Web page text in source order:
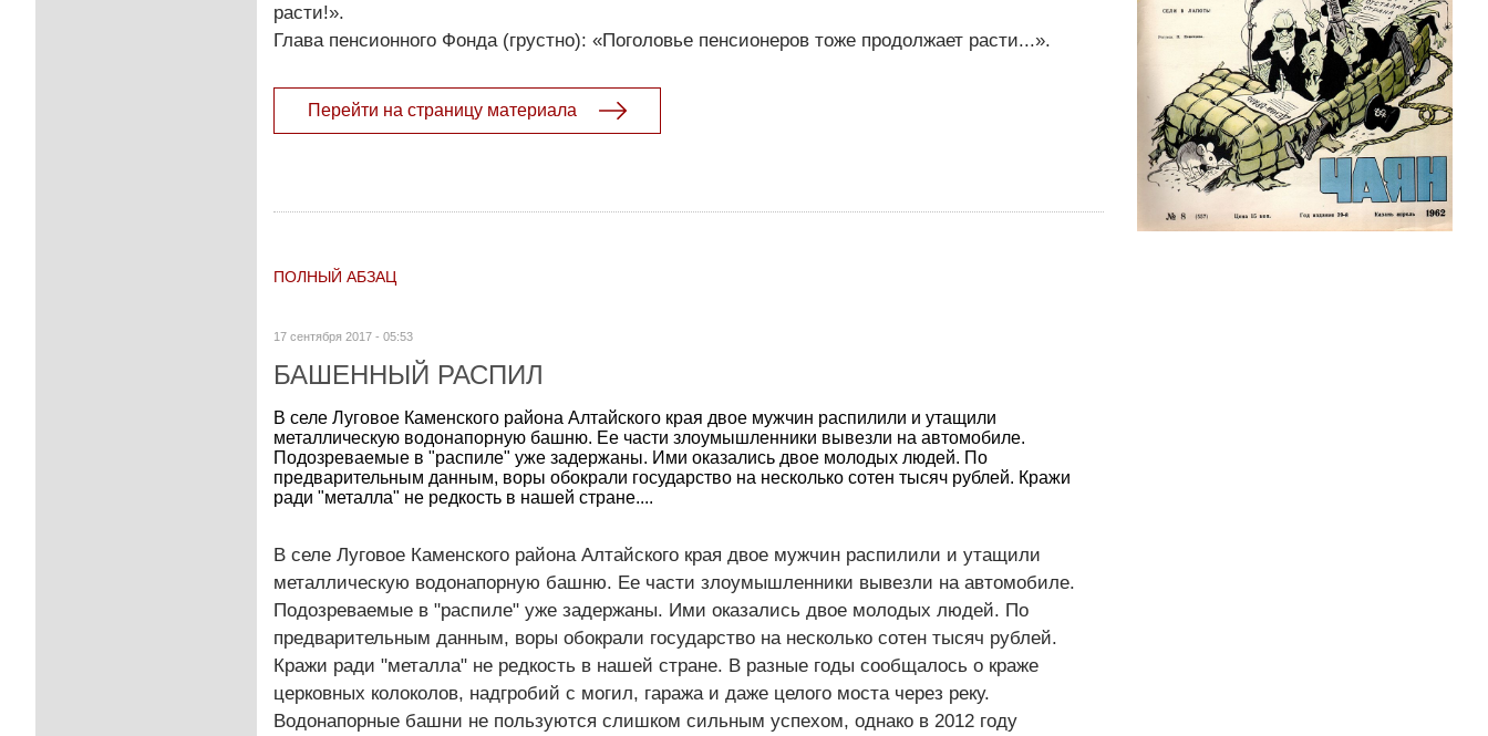
расти!».
Глава пенсионного Фонда (грустно): «Поголовье пенсионеров тоже продолжает расти...».
Перейти на страницу материала
ПОЛНЫЙ АБЗАЦ
17 сентября 2017 - 05:53
БАШЕННЫЙ РАСПИЛ
В селе Луговое Каменского района Алтайского края двое мужчин распилили и утащили
металлическую водонапорную башню. Ее части злоумышленники вывезли на автомобиле.
Подозреваемые в "распиле" уже задержаны. Ими оказались двое молодых людей. По
предварительным данным, воры обокрали государство на несколько сотен тысяч рублей. Кражи
ради "металла" не редкость в нашей стране....
В селе Луговое Каменского района Алтайского края двое мужчин распилили и утащили
металлическую водонапорную башню. Ее части злоумышленники вывезли на автомобиле.
Подозреваемые в "распиле" уже задержаны. Ими оказались двое молодых людей. По
предварительным данным, воры обокрали государство на несколько сотен тысяч рублей.
Кражи ради "металла" не редкость в нашей стране. В разные годы сообщалось о краже
церковных колоколов, надгробий с могил, гаража и даже целого моста через реку.
Водонапорные башни не пользуются слишком сильным успехом, однако в 2012 году